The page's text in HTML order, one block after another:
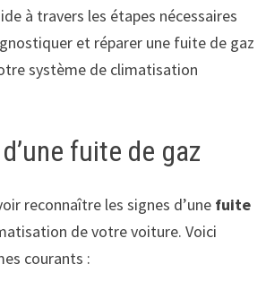
à travers les étapes nécessaires
et réparer une fuite de gaz
système de climatisation
fuite de gaz
reconnaître les signes d’une fuite
de votre voiture. Voici
courants :